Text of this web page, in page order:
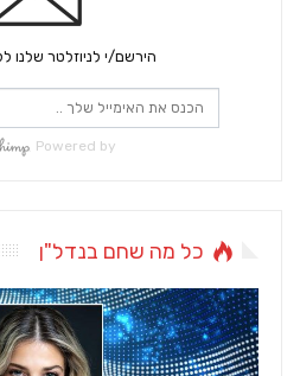
הירשם/י לניוזלטר שלנו
Powered by
כל מה שחם בנדל"ן